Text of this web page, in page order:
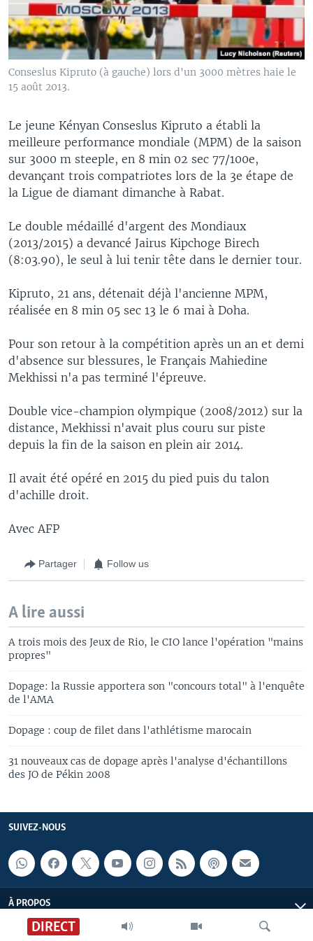
DIRECT
Conseslus Kipruto (à gauche) lors d'un 3000 mètres haie le
15 août 2013.
Le jeune Kényan Conseslus Kipruto a établi la
meilleure performance mondiale (MPM) de la saison
sur 3000 m steeple, en 8 min 02 sec 77/100e,
devançant trois compatriotes lors de la 3e étape de
la Ligue de diamant dimanche à Rabat.
Le double médaillé d'argent des Mondiaux
(2013/2015) a devancé Jairus Kipchoge Birech
(8:03.90), le seul à lui tenir tête dans le dernier tour.
Kipruto, 21 ans, détenait déjà l'ancienne MPM,
réalisée en 8 min 05 sec 13 le 6 mai à Doha.
Pour son retour à la compétition après un an et demi
d'absence sur blessures, le Français Mahiedine
Mekhissi n'a pas terminé l'épreuve.
Double vice-champion olympique (2008/2012) sur la
distance, Mekhissi n'avait plus couru sur piste
depuis la fin de la saison en plein air 2014.
Il avait été opéré en 2015 du pied puis du talon
d'achille droit.
Avec AFP
Partager Follow us
A lire aussi
A trois mois des Jeux de Rio, le CIO lance l'opération "mains
propres"
Dopage: la Russie apportera son "concours total" à l'enquête
de l'AMA
Dopage : coup de filet dans l'athlétisme marocain
31 nouveaux cas de dopage après l'analyse d'échantillons
des JO de Pékin 2008
SUIVEZ-NOUS
À PROPOS